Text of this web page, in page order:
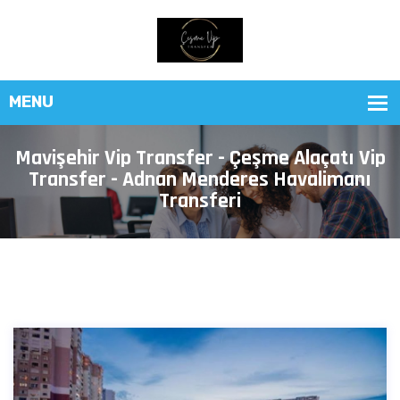
Mavişehir Vip Transfer - Çeşme Alaçatı Vip
Transfer - Adnan Menderes Havalimanı
Transferi